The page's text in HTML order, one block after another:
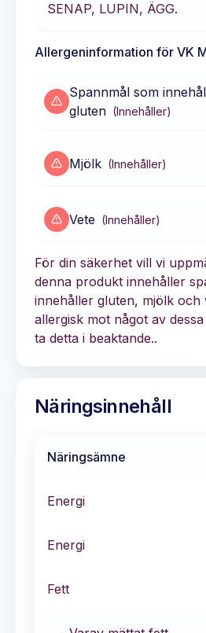
SENAP, LUPIN, ÄGG.
Allergeninformation för VK
Spannmål som
gluten (Innehåller)
Mjölk (Innehåller)
Vete (Innehåller)
För din säkerhet vill vi
denna produkt innehåller
innehåller gluten, mjölk och
allergisk mot något av
ta detta i beaktande..
Näringsinnehåll
Näringsämne
Energi
Energi
Fett